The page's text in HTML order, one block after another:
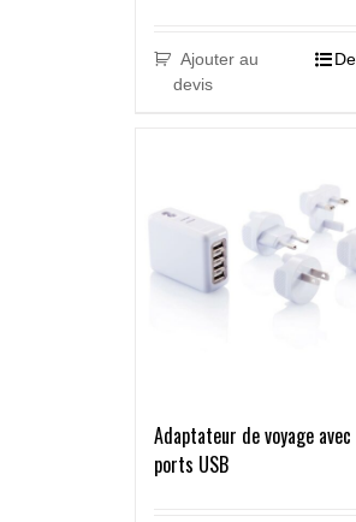
Ajouter au
devis
Adaptateur de voyage
ports USB